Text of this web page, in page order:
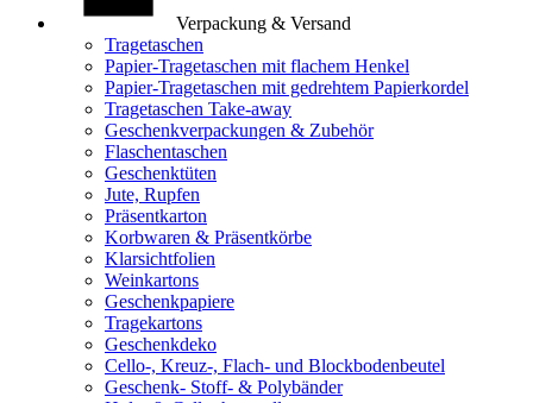
Verpackung & Versand
Tragetaschen
Papier-Tragetaschen mit flachem Henkel
Papier-Tragetaschen mit gedrehtem Papierkordel
Tragetaschen Take-away
Geschenkverpackungen & Zubehör
Flaschentaschen
Geschenktüten
Jute, Rupfen
Präsentkarton
Korbwaren & Präsentkörbe
Klarsichtfolien
Weinkartons
Geschenkpapiere
Tragekartons
Geschenkdeko
Cello-, Kreuz-, Flach- und Blockbodenbeutel
Geschenk- Stoff- & Polybänder